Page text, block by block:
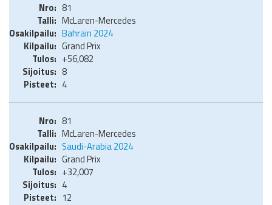
81
McLaren-Mercedes
Bahrain 2024
Grand Prix
+56,082
8
4
81
McLaren-Mercedes
Saudi-Arabia 2024
Grand Prix
+32,007
4
12